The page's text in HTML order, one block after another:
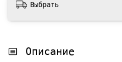
Выбрать
Описание